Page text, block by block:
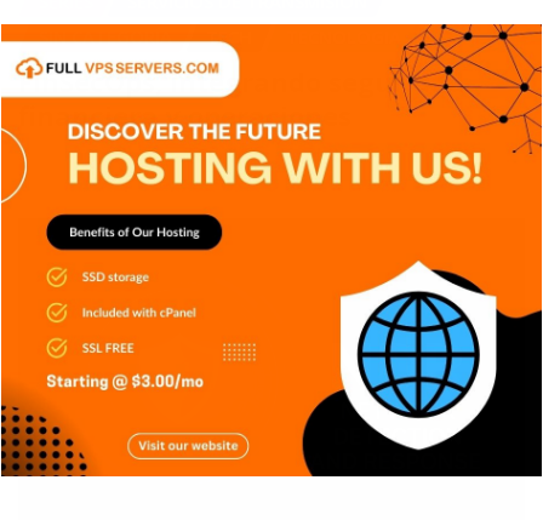
SIN CATEGORÍA
TECH
FinSecOps, integrando seguridad
financiera y operaciones
Carlos Conde Jul 21, 2026